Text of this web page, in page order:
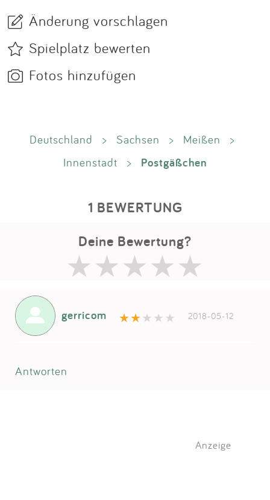
Änderung vorschlagen
Spielplatz bewerten
Fotos hinzufügen
Deutschland > Sachsen > Meißen
>
Innenstadt
> Postgäßchen
1 BEWERTUNG
Deine Bewertung?
gerricom 2018-05-12
Antworten
Anzeige